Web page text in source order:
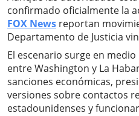
confirmado oficialmente la
FOX News reportan
Departamento de Justicia
El escenario surge en
entre Washington y La
sanciones económicas,
versiones sobre contactos
estadounidenses y